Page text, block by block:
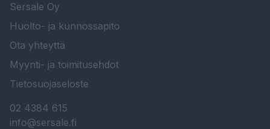
Sersale Oy
Huolto- ja kunnossapito
Ota yhteyttä
Myynti- ja toimitusehdot
Tietosuojaseloste
02 4384 615
info@sersale.fi